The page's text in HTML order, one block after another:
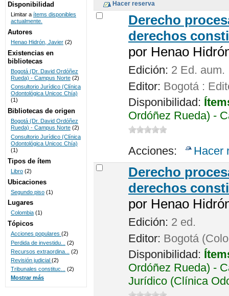
BIBLIOTECAS
UNICOC
Derecho
derechos
por Henao
Edición: 2 Ed. aum.
Editor: Bogotá :
Disponibilidad:
Ordóñez Rueda) -
Acciones: Hacer
Derecho
derechos
por Henao
Edición: 2 ed.
Editor: Bogotá
Disponibilidad:
Ordóñez Rueda) -
Jurídico (Clínica
Disponibilidad
Limitar a ítems disponibles
actualmente.
Autores
Henao Hidrón, Javier (2)
Existencias en
bibliotecas
Bogotá (Dr. David Ordóñez
Rueda) - Campus Norte (2)
Consultorio Jurídico (Clínica
Odontológica Unicoc Chía)
(1)
Bibliotecas de origen
Bogotá (Dr. David Ordóñez
Rueda) - Campus Norte (2)
Consultorio Jurídico (Clínica
Odontológica Unicoc Chía)
(1)
Tipos de ítem
Libro (2)
Ubicaciones
Segundo piso (1)
Lugares
Colombia (1)
Tópicos
Acciones populares (2)
Perdida de investidu...
(2)
Recursos extraordina...
(2)
Revisión judicial (2)
Tribunales constituc...
(2)
Mostrar más